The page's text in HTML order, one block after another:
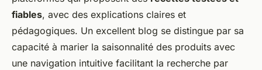
fiables, avec des explications claires et
pédagogiques. Un excellent blog se distingue par sa
capacité à marier la saisonnalité des produits avec
une navigation intuitive facilitant la recherche par